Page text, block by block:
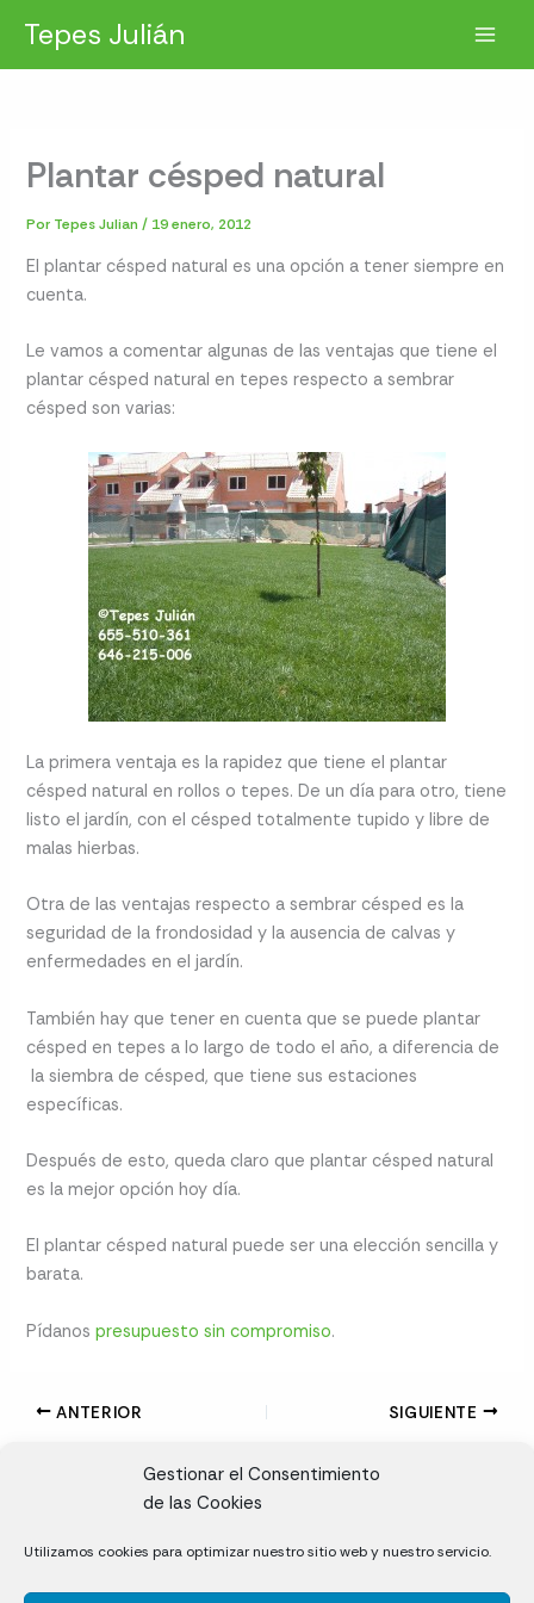
Gestionar el Consentimiento
de las Cookies
Utilizamos cookies para optimizar nuestro sitio web y nuestro servicio.
contenido
Tepes Julián
Plantar césped natural
Por Tepes Julian/ 19 enero, 2012
El plantar césped natural es una opción a tener siempre en
cuenta.
Le vamos a comentar algunas de las ventajas que tiene el
plantar césped natural en tepes respecto a sembrar
césped son varias:
La primera ventaja es la rapidez que tiene el plantar
césped natural en rollos o tepes. De un día para otro, tiene
listo el jardín, con el césped totalmente tupido y libre de
malas hierbas.
Otra de las ventajas respecto a sembrar césped es la
seguridad de la frondosidad y la ausencia de calvas y
enfermedades en el jardín.
También hay que tener en cuenta que se puede plantar
césped en tepes a lo largo de todo el año, a diferencia de
la siembra de césped, que tiene sus estaciones
específicas.
Después de esto, queda claro que plantar césped natural
es la mejor opción hoy día.
El plantar césped natural puede ser una elección sencilla y
barata.
Pídanospresupuesto sin compromiso.
ANTERIOR SIGUIENTE
Cáceres